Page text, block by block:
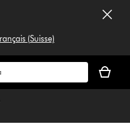
(Suisse)
carrello
è